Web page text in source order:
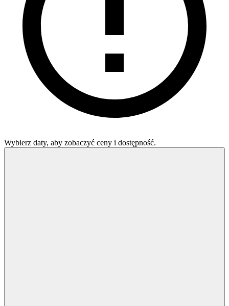
Wybierz daty, aby zobaczyć ceny i dostępność.